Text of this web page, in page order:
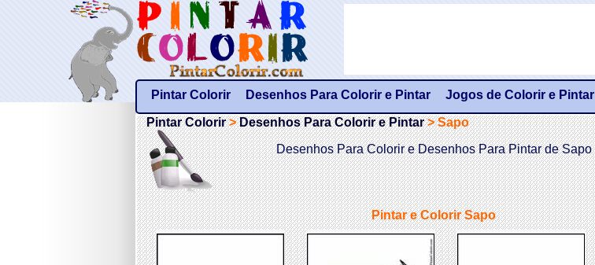
Pintar Colorir Desenhos Para Colorir e Pintar Jogos de Colorir e Pintar
Pintar Colorir>Desenhos Para Colorir e Pintar>Sapo
Desenhos Para Colorir e Desenhos Para Pintar de Sapo
Pintar e Colorir Sapo